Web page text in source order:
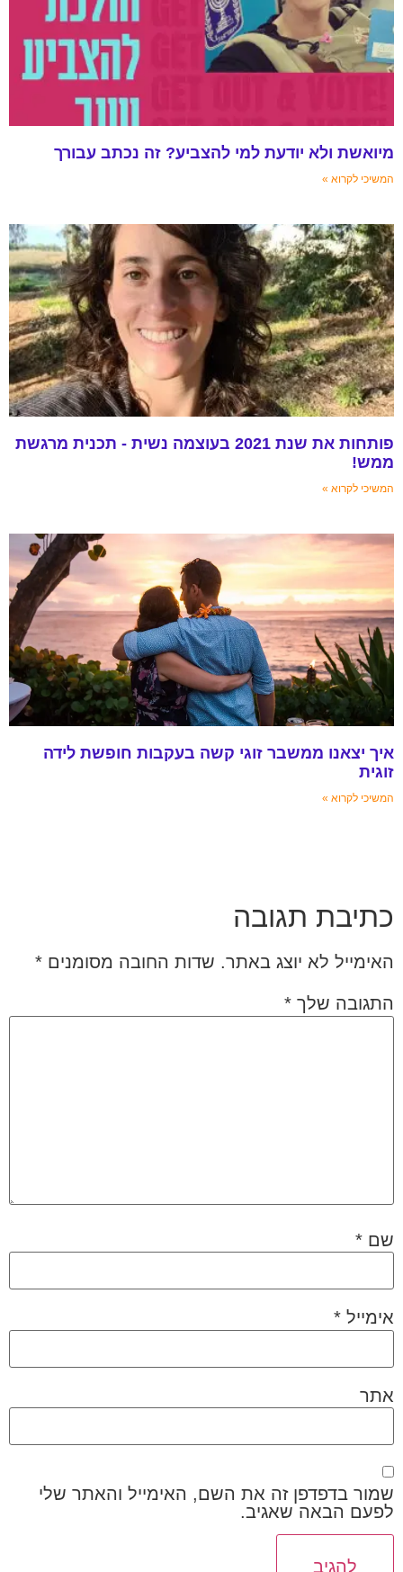
מיואשת ולא יודעת למי להצביע? זה נכתב עבורך
המשיכי לקרוא »
פותחות את שנת 2021 בעוצמה נשית - תכנית מרגשת
ממש!
המשיכי לקרוא »
איך יצאנו ממשבר זוגי קשה בעקבות חופשת לידה
זוגית
המשיכי לקרוא »
כתיבת תגובה
האימייל לא יוצג באתר. שדות החובה מסומנים *
התגובה שלך *
שם *
אימייל *
אתר
שמור בדפדפן זה את השם, האימייל והאתר שלי
לפעם הבאה שאגיב.